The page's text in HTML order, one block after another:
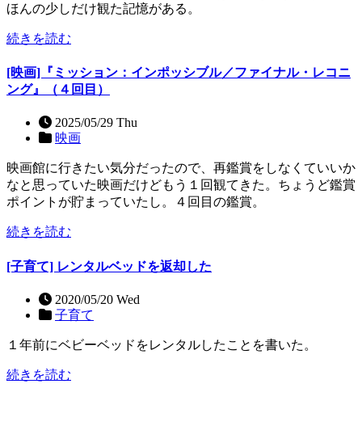
ほんの少しだけ観た記憶がある。
続きを読む
[映画]『ミッション：インポッシブル／ファイナル・レコニ
ング』（４回目）
2025/05/29 Thu
映画
映画館に行きたい気分だったので、再鑑賞をしなくていいか
なと思っていた映画だけどもう１回観てきた。ちょうど鑑賞
ポイントが貯まっていたし。４回目の鑑賞。
続きを読む
[子育て] レンタルベッドを返却した
2020/05/20 Wed
子育て
１年前にベビーベッドをレンタルしたことを書いた。
続きを読む